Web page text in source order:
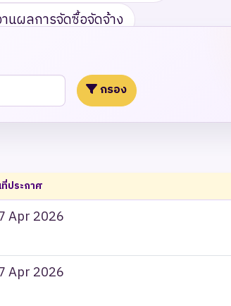
นผลการจัดซื้อจัดจ้าง
กรอง
ประกาศ
Apr 2026
Apr 2026